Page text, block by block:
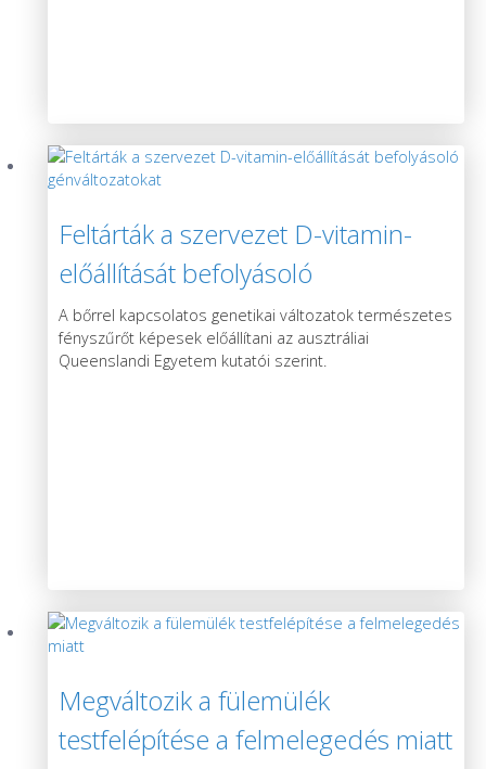
Feltárták a szervezet D-vitamin-
előállítását befolyásoló
génváltozatokat
A bőrrel kapcsolatos genetikai változatok természetes
fényszűrőt képesek előállítani az ausztráliai
Queenslandi Egyetem kutatói szerint.
Megváltozik a fülemülék
testfelépítése a felmelegedés miatt